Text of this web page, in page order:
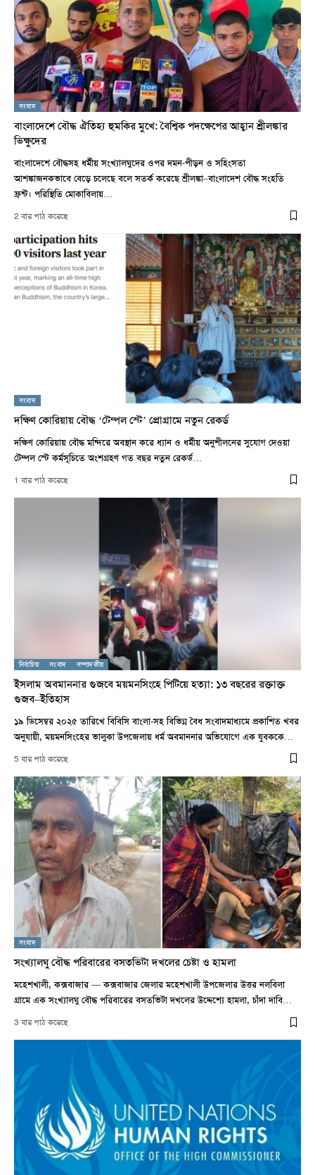
সংবাদ
বাংলাদেশে বৌদ্ধ ঐতিহ্য হুমকির মুখে: বৈশ্বিক পদক্ষেপের আহ্বান শ্রীলঙ্কার
ভিক্ষুদের
বাংলাদেশে বৌদ্ধসহ ধর্মীয় সংখ্যালঘুদের ওপর দমন-পীড়ন ও সহিংসতা
আশঙ্কাজনকভাবে বেড়ে চলেছে বলে সতর্ক করেছে শ্রীলঙ্কা–বাংলাদেশ বৌদ্ধ সংহতি
ফ্রন্ট। পরিস্থিতি মোকাবিলায়…
2 বার পাঠ করেছে
সংবাদ
দক্ষিণ কোরিয়ায় বৌদ্ধ ‘টেম্পল স্টে’ প্রোগ্রামে নতুন রেকর্ড
দক্ষিণ কোরিয়ায় বৌদ্ধ মন্দিরে অবস্থান করে ধ্যান ও ধর্মীয় অনুশীলনের সুযোগ দেওয়া
টেম্পল স্টে কর্মসূচিতে অংশগ্রহণ গত বছর নতুন রেকর্ড…
1 বার পাঠ করেছে
নির্বাচিত সংবাদ সম্পাদকীয়
ইসলাম অবমাননার গুজবে ময়মনসিংহে পিটিয়ে হত্যা: ১৩ বছরের রক্তাক্ত
গুজব–ইতিহাস
১৯ ডিসেম্বর ২০২৫ তারিখে বিবিসি বাংলা-সহ বিভিন্ন বৈধ সংবাদমাধ্যমে প্রকাশিত খবর
অনুযায়ী, ময়মনসিংহের ভালুকা উপজেলায় ধর্ম অবমাননার অভিযোগে এক যুবককে…
5 বার পাঠ করেছে
সংবাদ
সংখ্যালঘু বৌদ্ধ পরিবারের বসতভিটা দখলের চেষ্টা ও হামলা
মহেশখালী, কক্সবাজার — কক্সবাজার জেলার মহেশখালী উপজেলার উত্তর নলবিলা
গ্রামে এক সংখ্যালঘু বৌদ্ধ পরিবারের বসতভিটা দখলের উদ্দেশ্যে হামলা, চাঁদা দাবি…
3 বার পাঠ করেছে